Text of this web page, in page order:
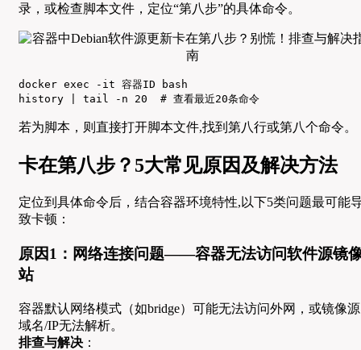
录，或检查脚本文件，定位“第八步”的具体命令。
docker exec -it 容器ID bash
history | tail -n 20  # 查看最近20条命令
若为脚本，则直接打开脚本文件,找到第八行或第八个命令。
卡在第八步？5大常见原因及解决方法
定位到具体命令后，结合容器环境特性,以下5类问题最可能
致卡顿：
原因1：网络连接问题——容器无法访问软件源镜
站
容器默认网络模式（如bridge）可能无法访问外网，或镜像源
域名/IP无法解析。
排查与解决 ：